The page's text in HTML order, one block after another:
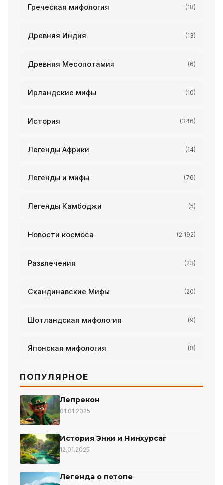
Греческая мифология (18)
Древняя Индия (13)
Древняя Месопотамия (6)
Ирландские мифы (10)
История (346)
Легенды Африки (14)
Легенды и мифы (76)
Легенды Камбоджи (5)
Новости космоса (2 192)
Развлечения (23)
Скандинавские Мифы (20)
Шотландская мифология (9)
Японская мифология (8)
ПОПУЛЯРНОЕ
Лепрекон
01.01.2025
История Энки и Нинхурсаг
12.01.2025
Легенда о потопе